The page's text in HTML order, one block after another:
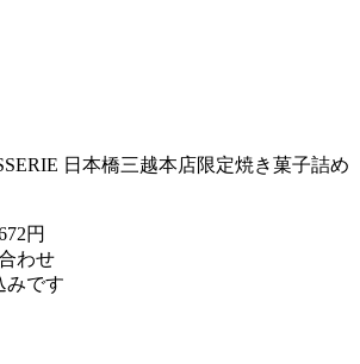
日本橋三越本店限定焼き菓子詰め
円
わせ
みです